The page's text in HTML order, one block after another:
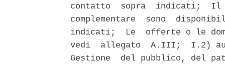
contatto  sopra  indicati;  Il
complementare  sono
indicati;  Le  offerte o le
vedi  allegato  A.III;  I.2)
Gestione  del pubblico, del